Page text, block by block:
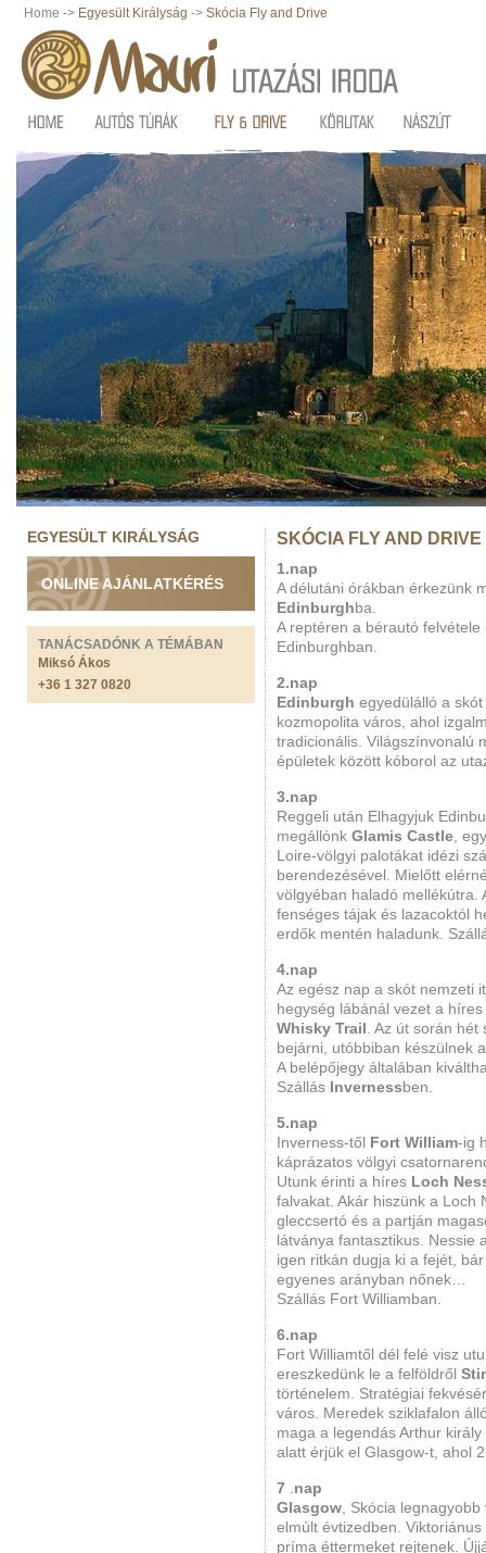
Home -> Egyesült Királyság -> Skócia Fly and Drive
EGYESÜLT KIRÁLYSÁG
ONLINE AJÁNLATKÉRÉS
TANÁCSADÓNK A TÉMÁBAN
Miksó Ákos
+36 1 327 0820
SKÓCIA FLY AND DRIVE
1.nap
A délutáni órákban érkezünk
Edinburgh ba.
A reptéren a bérautó
Edinburghban.
2.nap
Edinburgh egyedülálló a
kozmopolita város, ahol
tradicionális. Világszínvonalú
épületek között kóborol az
3.nap
Reggeli után Elhagyjuk
megállónk Glamis Castle,
Loire-völgyi palotákat idézi
berendezésével. Mielőtt
völgyéban haladó mellékútra.
fenséges tájak és lazacoktól
erdők mentén haladunk.
4.nap
Az egész nap a skót nemzeti
hegység lábánál vezet a
Whisky Trail . Az út során hét
bejárni, utóbbiban készülnek
A belépőjegy általában
Szállás Inverness ben.
5.nap
Inverness-től
Fort William-ig
káprázatos völgyi
Utunk érinti a híres Loch
falvakat. Akár hiszünk a Loch
gleccsertó és a partján
látványa fantasztikus. Nessie
igen ritkán dugja ki a fejét,
egyenes arányban nőnek…
Szállás Fort Williamban.
6.nap
Fort Williamtől dél felé visz
ereszkedünk le a felföldről
történelem. Stratégiai
város. Meredek sziklafalon
maga a legendás Arthur
alatt érjük el Glasgow-t, ahol
7 .nap
Glasgow, Skócia
elmúlt évtizedben.
príma éttermeket rejtenek.